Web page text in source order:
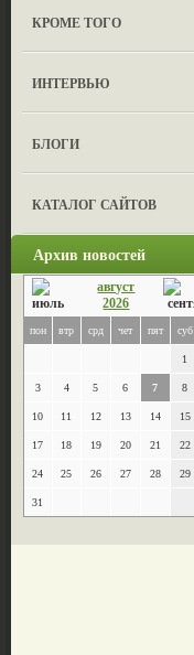
КРОМЕ ТОГО
ИНТЕРВЬЮ
БЛОГИ
КАТАЛОГ САЙТОВ
Архив новостей
август
2026
пон втр срд чет пят суб
1
3 4 5 6 7 8
10 11 12 13 14 15
17 18 19 20 21 22
24 25 26 27 28 29
31